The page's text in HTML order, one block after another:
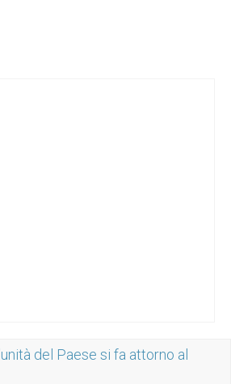
del Paese si fa attorno al